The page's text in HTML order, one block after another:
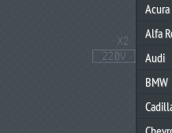
Acura
Alfa
Audi
BMW